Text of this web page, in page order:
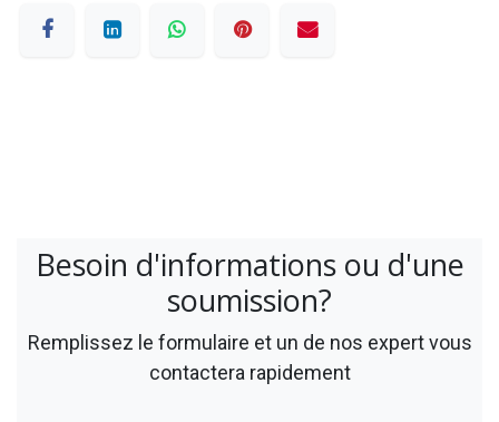
Besoin d'informations ou d'une
soumission?
Remplissez le formulaire et un de nos expert vous
contactera rapidement